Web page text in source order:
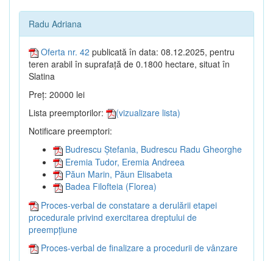
Radu Adriana
Oferta nr. 42 publicată în data: 08.12.2025, pentru
teren arabil în suprafață de 0.1800 hectare, situat în
Slatina
Preț: 20000 lei
Lista preemptorilor:
(vizualizare lista)
Notificare preemptori:
Budrescu Ștefania, Budrescu Radu Gheorghe
Eremia Tudor, Eremia Andreea
Păun Marin, Păun Elisabeta
Badea Filofteia (Florea)
Proces-verbal de constatare a derulării etapei
procedurale privind exercitarea dreptului de
preempțiune
Proces-verbal de finalizare a procedurii de vânzare